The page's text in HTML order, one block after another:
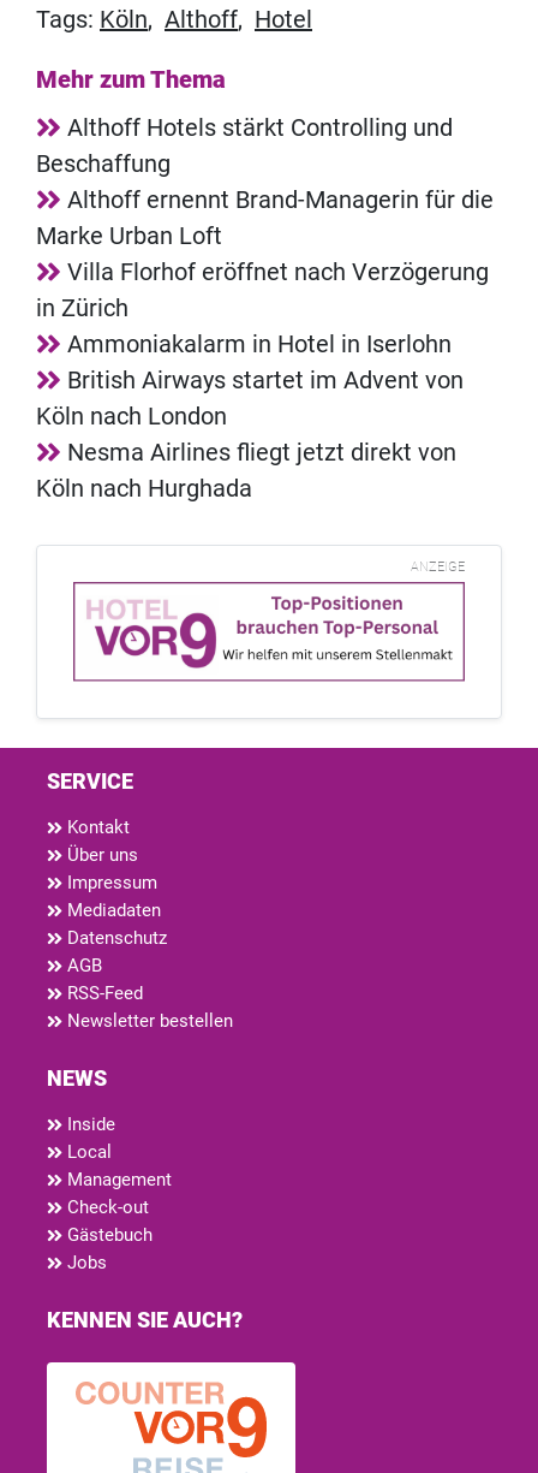
Tags: Köln, Althoff, Hotel
Mehr zum Thema
Althoff Hotels stärkt Controlling und
Beschaffung
Althoff ernennt Brand-Managerin für die
Marke Urban Loft
Villa Florhof eröffnet nach Verzögerung
in Zürich
Ammoniakalarm in Hotel in Iserlohn
British Airways startet im Advent von
Köln nach London
Nesma Airlines fliegt jetzt direkt von
Köln nach Hurghada
ANZEIGE
SERVICE
Kontakt
Über uns
Impressum
Mediadaten
Datenschutz
AGB
RSS-Feed
Newsletter bestellen
NEWS
Inside
Local
Management
Check-out
Gästebuch
Jobs
KENNEN SIE AUCH?